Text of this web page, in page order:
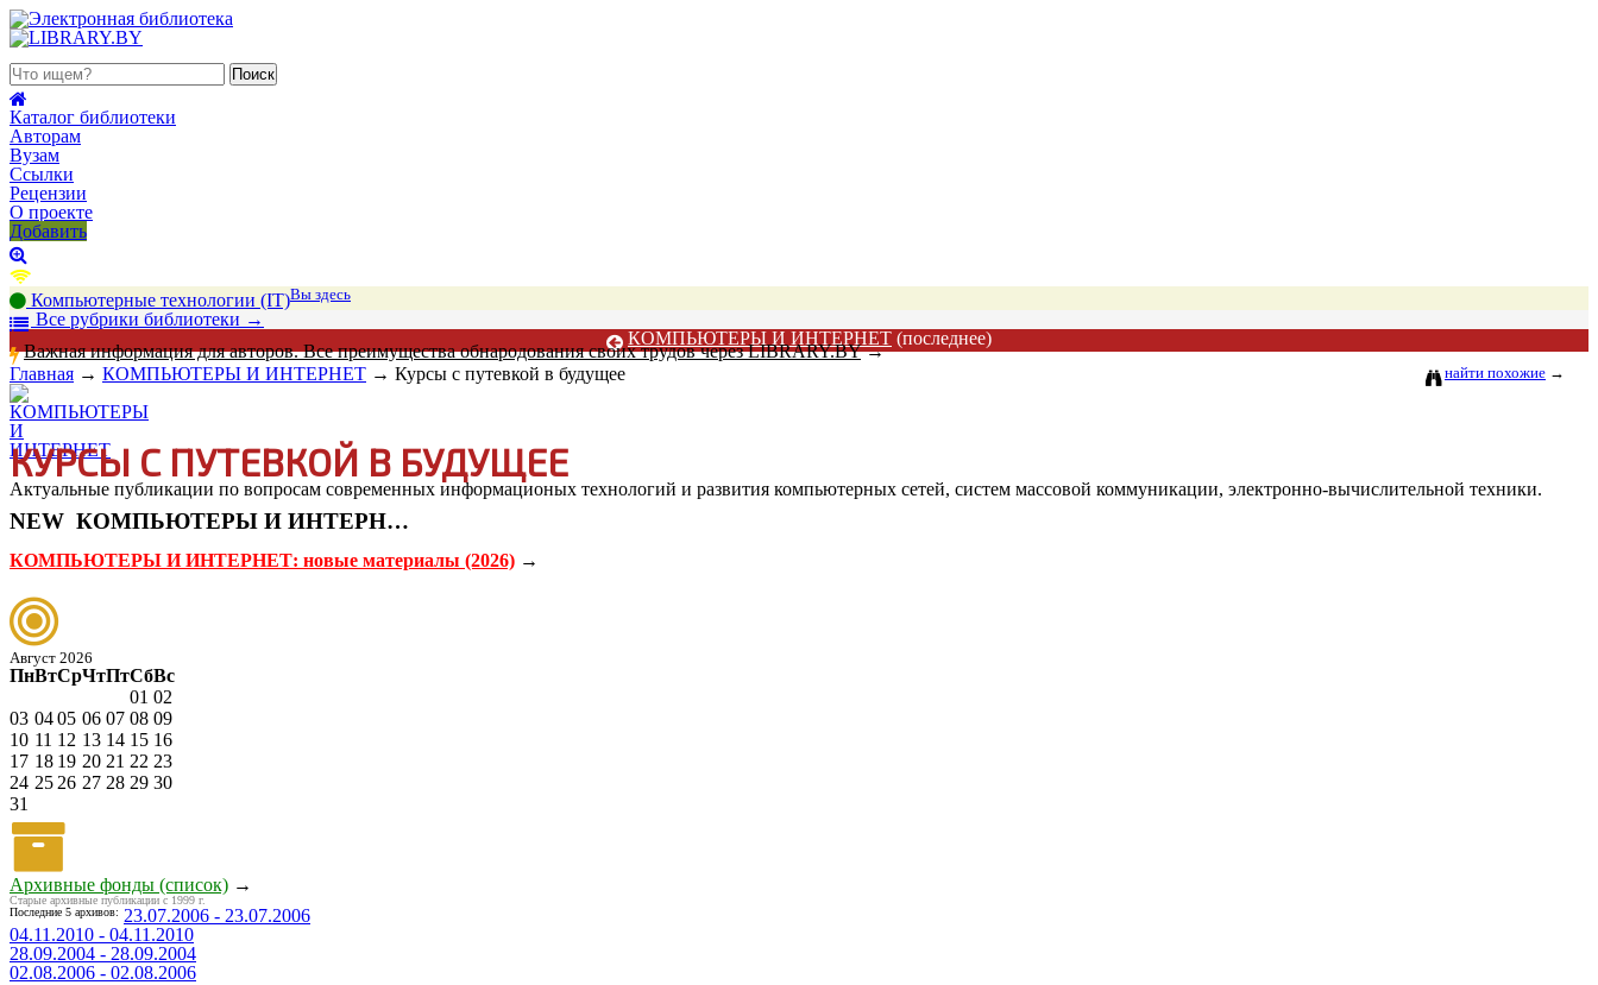
Каталог библиотеки
Авторам
Вузам
Ссылки
Рецензии
О проекте
Добавить
Компьютерные технологии (IT)Вы здесь
Все рубрики библиотеки →
КОМПЬЮТЕРЫ И ИНТЕРНЕТ (последнее)
Важная информация для авторов. Все преимущества обнародования своих трудов через LIBRARY.BY→
найти похожие →
Главная → КОМПЬЮТЕРЫ И ИНТЕРНЕТ → Курсы с путевкой в будущее
КУРСЫ С ПУТЕВКОЙ В БУДУЩЕЕ
Актуальные публикации по вопросам современных информационых технологий и развития компьютерных сетей, систем массовой коммуникации, электронно-вычислительной техники.
NEW КОМПЬЮТЕРЫ И ИНТЕРНЕТ
КОМПЬЮТЕРЫ И ИНТЕРНЕТ: новые материалы (2026) →
Август 2026
ПнВтСрЧтПтСбВс
01 02
03 0405 06 07 08 09
10 11 12 13 14 15 16
17 18 19 20 21 22 23
24 25 26 27 28 29 30
31
Архивные фонды (список) →
Старые архивные публикации с 1999 г.
Последние 5 архивов: 23.07.2006 - 23.07.2006
04.11.2010 - 04.11.2010
28.09.2004 - 28.09.2004
02.08.2006 - 02.08.2006